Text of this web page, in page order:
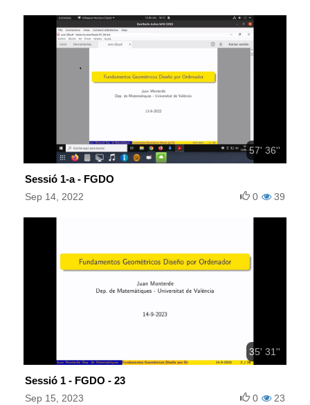
57' 36''
Sessió 1-a - FGDO
Sep 14, 2022 39
0
35' 31''
Sessió 1 - FGDO - 23
Sep 15, 2023 23
0